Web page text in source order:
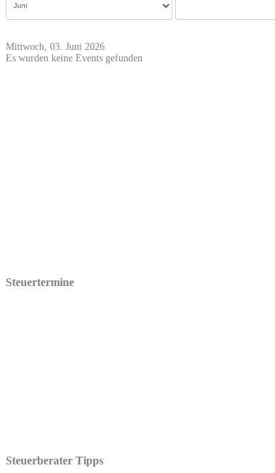
Mittwoch, 03. Juni 2026
Es wurden keine Events gefunden
Steuertermine
Steuerberater Tipps